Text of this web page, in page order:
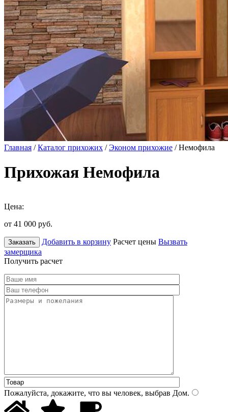
Главная /Каталог прихожих /Эконом прихожие / Немофила
Прихожая Немофила
Цена:
от 41 000 руб.
Заказать Добавить в корзину Расчет цены Вызвать
замерщика
Получить расчет
Пожалуйста, докажите, что вы человек, выбрав Дом.